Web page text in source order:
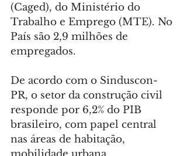
(Caged), do Ministério do
Trabalho e Emprego (MTE). No
País são 2,9 milhões de
empregados.
De acordo com o Sinduscon-
PR, o setor da construção civil
responde por 6,2% do PIB
brasileiro, com papel central
nas áreas de habitação,